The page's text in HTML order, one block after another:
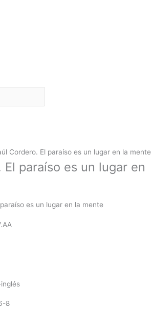
Cordero. El paraíso es un lugar en la mente
El paraíso es un lugar en
es un lugar en la mente
8